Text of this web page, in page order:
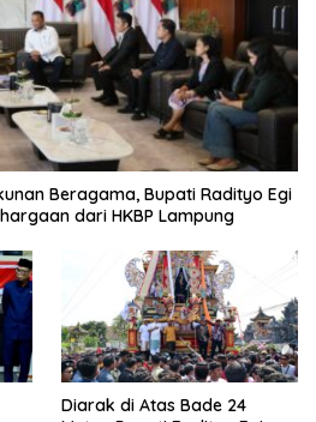
Beragama, Bupati Radityo Egi
dari HKBP Lampung
Diarak di Atas Bade 24